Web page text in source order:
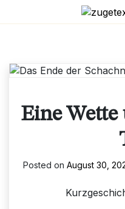
Eine Wette
Posted on August 30,